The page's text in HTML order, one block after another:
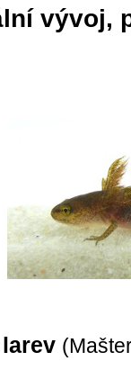
vývoj,